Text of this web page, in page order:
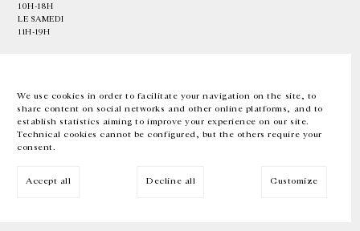
We use cookies in order to facilitate your navigation on the site, to
share content on social networks and other online platforms, and to
establish statistics aiming to improve your experience on our site.
Technical cookies cannot be configured, but the others require your
consent.
Accept all Decline all Customize
10H-18H
LE SAMEDI
11H-19H
EN FR 中文 Facebook Instagram
Inscrivez-vous à notre newsletter